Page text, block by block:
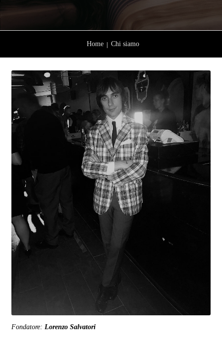
Home Chi siamo
Fondatore: Lorenzo Salvatori